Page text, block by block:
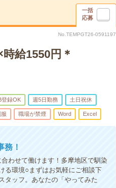
一括
応募
No.TEMPGT26-0591197
給1550円＊
登録OK 週5日勤務 土日祝休
職場が禁煙 Word Excel
務！
わせて働けます！多摩地区で馴染
る環境○まずはお気軽にご相談下
タッフ。あなたの「やってみた